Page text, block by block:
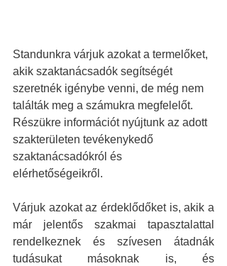
Standunkra várjuk azokat a termelőket,
akik szaktanácsadók segítségét
szeretnék igénybe venni, de még nem
találták meg a számukra megfelelőt.
Részükre információt nyújtunk az adott
szakterületen tevékenykedő
szaktanácsadókról és
elérhetőségeikről.
Várjuk azokat az érdeklődőket is, akik a
már jelentős szakmai tapasztalattal
rendelkeznek és szívesen átadnák
tudásukat másoknak is, és